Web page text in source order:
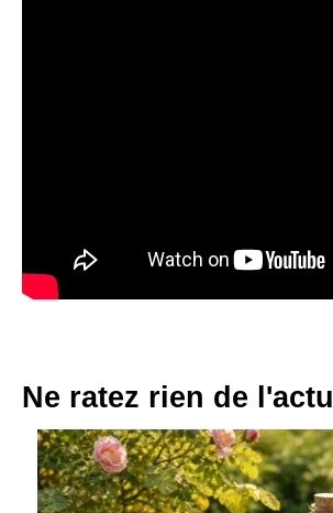
Ne ratez rien de l'actu